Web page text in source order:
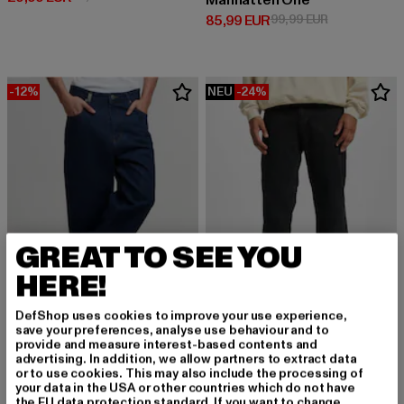
85,99 EUR
Derzeitiger Preis: 85,99 EUR
99,99 EURAktionspreis:
-12%
2Y STUDIOS
Adrik Basic Baggy Jeans
NEU -24%
DEF
Matteo
37,99 EUR
Derzeitiger Preis: 37,99 EUR
49,99 EURAktionspreis:
GREAT TO SEE YOU
HERE!
DefShop uses cookies to improve your use experience,
save your preferences, analyse use behaviour and to
provide and measure interest-based contents and
advertising. In addition, we allow partners to extract data
or to use cookies. This may also include the processing of
your data in the USA or other countries which do not have